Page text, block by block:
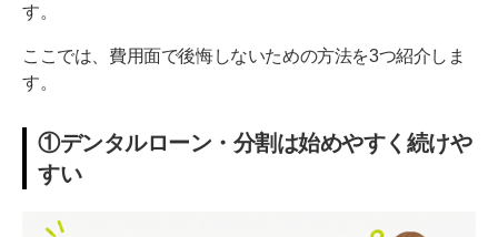
す。
ここでは、費用面で後悔しないための方法を3つ紹介しま
す。
①デンタルローン・分割は始めやすく続けや
すい